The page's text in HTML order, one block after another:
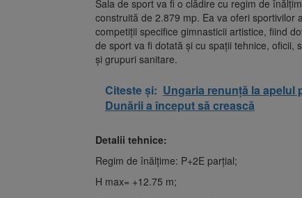
Sala de sport va fi o clădire cu regim de
construită de 2.879 mp. Ea va oferi
competiții specifice gimnasticii artistice, fiind
de sport va fi dotată și cu spații tehnice, oficii,
și grupuri sanitare.
Citeste și: Ungaria renunță la apelul
Dunării a început să crească
Detalii tehnice:
Regim de înălțime: P+2E parțial;
H max= +12.75 m;